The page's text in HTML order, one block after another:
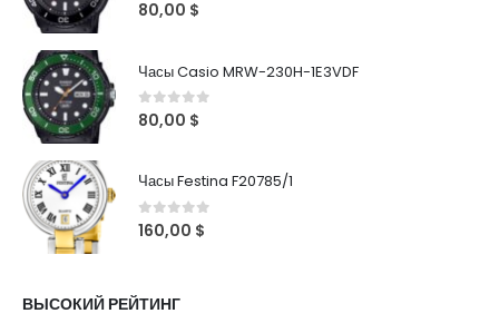
0out of 5
80,00 $
Часы Casio MRW-230H-1E3VDF
0out of 5
80,00 $
Часы Festina F20785/1
0out of 5
160,00 $
ВЫСОКИЙ РЕЙТИНГ